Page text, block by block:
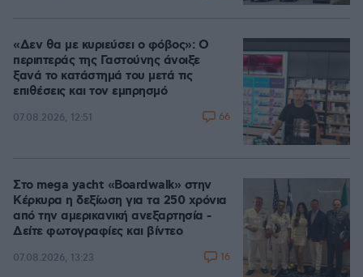
«Δεν θα με κυριεύσει ο φόβος»: Ο
περιπτεράς της Γαστούνης άνοιξε
ξανά το κατάστημά του μετά τις
επιθέσεις και τον εμπρησμό
07.08.2026, 12:51 66
Στο mega yacht «Boardwalk» στην
Κέρκυρα η δεξίωση για τα 250 χρόνια
από την αμερικανική ανεξαρτησία -
Δείτε φωτογραφίες και βίντεο
07.08.2026, 13:23 16